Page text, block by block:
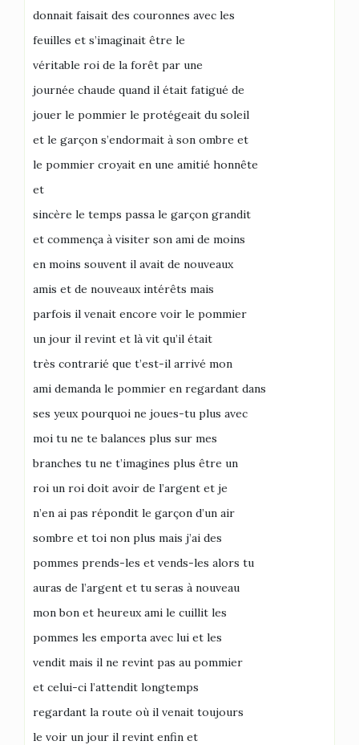
donnait faisait des couronnes avec les
feuilles et s’imaginait être le
véritable roi de la forêt par une
journée chaude quand il était fatigué de
jouer le pommier le protégeait du soleil
et le garçon s’endormait à son ombre et
le pommier croyait en une amitié honnête
et
sincère le temps passa le garçon grandit
et commença à visiter son ami de moins
en moins souvent il avait de nouveaux
amis et de nouveaux intérêts mais
parfois il venait encore voir le pommier
un jour il revint et là vit qu’il était
très contrarié que t’est-il arrivé mon
ami demanda le pommier en regardant dans
ses yeux pourquoi ne joues-tu plus avec
moi tu ne te balances plus sur mes
branches tu ne t’imagines plus être un
roi un roi doit avoir de l’argent et je
n’en ai pas répondit le garçon d’un air
sombre et toi non plus mais j’ai des
pommes prends-les et vends-les alors tu
auras de l’argent et tu seras à nouveau
mon bon et heureux ami le cuillit les
pommes les emporta avec lui et les
vendit mais il ne revint pas au pommier
et celui-ci l’attendit longtemps
regardant la route où il venait toujours
le voir un jour il revint enfin et